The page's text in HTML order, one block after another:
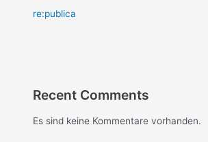
re:publica
Recent Comments
Es sind keine Kommentare vorhanden.